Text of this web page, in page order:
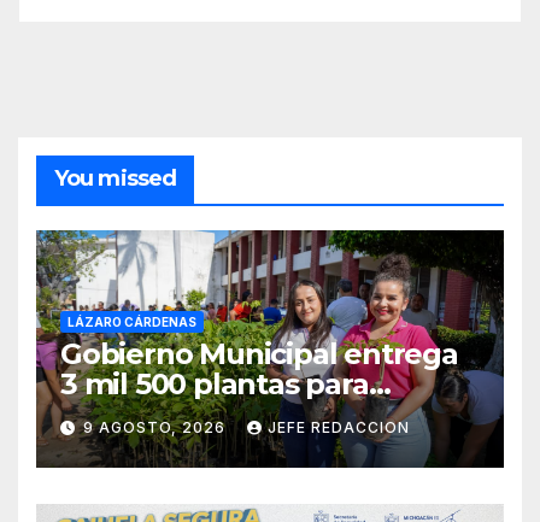
You missed
LÁZARO CÁRDENAS
Gobierno Municipal entrega
3 mil 500 plantas para
sumarse a la Jornada
Nacional de Reforestación
9 AGOSTO, 2026 JEFE REDACCION